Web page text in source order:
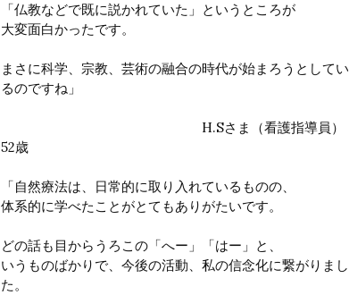
「仏教などで既に説かれていた」というところが
大変面白かったです。
まさに科学、宗教、芸術の融合の時代が始まろうとしてい
るのですね」
H.Sさま（看護指導員）
52歳
「自然療法は、日常的に取り入れているものの、
体系的に学べたことがとてもありがたいです。
どの話も目からうろこの「へー」「はー」と、
いうものばかりで、今後の活動、私の信念化に繋がりまし
た。